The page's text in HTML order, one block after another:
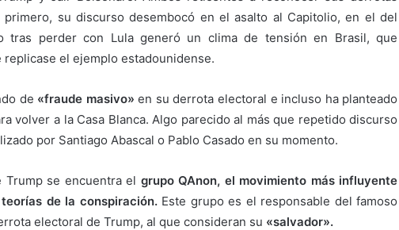
su discurso desembocó en el asalto al Capitolio, en el del
tras perder con Lula generó un clima de tensión en Brasil, que
el ejemplo estadounidense.
de «fraude masivo» en su derrota electoral e incluso ha planteado
volver a la Casa Blanca. Algo parecido al más que repetido discurso
por Santiago Abascal o Pablo Casado en su momento.
Trump se encuentra el grupo QAnon, el movimiento más influyente
de la conspiración.Este grupo es el responsable del famoso
electoral de Trump, al que consideran su «salvador».